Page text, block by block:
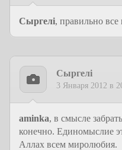
Сыргелi, правильно
Сыргелi
3 Января 2012 в
aminka, в смысле
конечно. Единомыслие
Аллах всем миролюбия.